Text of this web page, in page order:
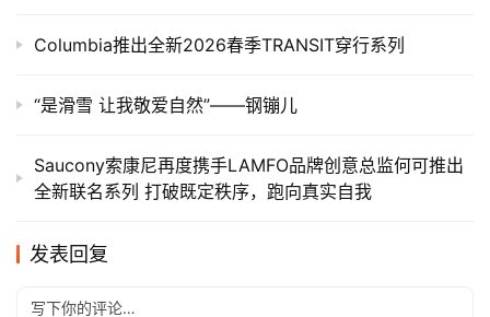
Columbia推出全新2026春季TRANSIT穿行系列
“是滑雪 让我敬爱自然”——钢镚儿
Saucony索康尼再度携手LAMFO品牌创意总监何可推出
全新联名系列 打破既定秩序，跑向真实自我
发表回复